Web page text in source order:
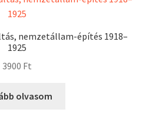
nemzetállam-építés 1918–
1925
3900 Ft
olvasom